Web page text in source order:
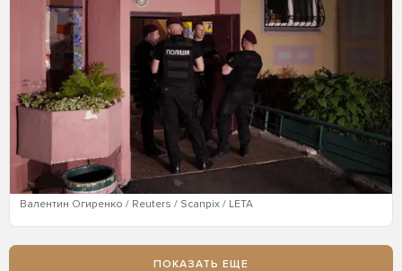
Валентин Огиренко / Reuters / Scanpix / LETA
ПОКАЗАТЬ ЕЩЕ